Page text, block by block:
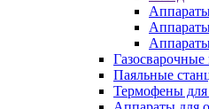
Паяльные
Термофены для